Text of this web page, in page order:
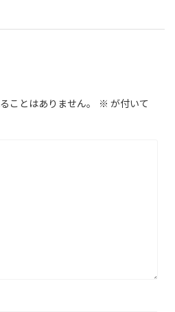
ことはありません。 ※ が付いて